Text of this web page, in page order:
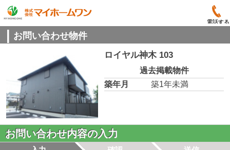
電話する
お問い合わせ物件
ロイヤル神木 103
過去掲載物件
築年月
築1年未満
お問い合わせ内容の入力